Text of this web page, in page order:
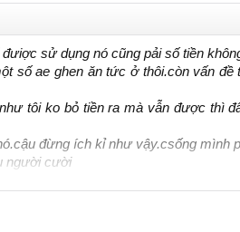
sử dụng nó cũng pải số tiền
số ae ghen ăn tức ở thôi.còn vấn
tôi ko bỏ tiền ra mà vẫn được thì
đừng ích kỉ như vậy.csống mình
người cười
vẫn vui vẻ.lên ae đừng vào nói linh tinh